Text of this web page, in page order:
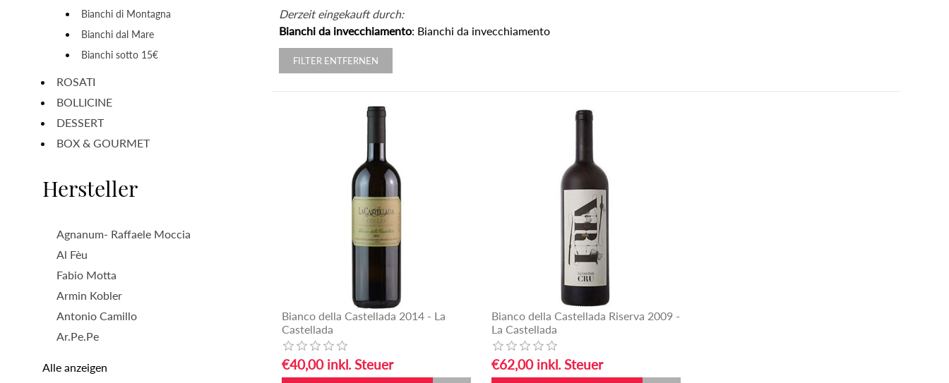
Bianchi di Montagna
Bianchi dal Mare
Bianchi sotto 15€
ROSATI
BOLLICINE
DESSERT
BOX & GOURMET
Hersteller
Agnanum- Raffaele Moccia
Al Fèu
Fabio Motta
Armin Kobler
Antonio Camillo
Ar.Pe.Pe
Alle anzeigen
Derzeit eingekauft durch:
Bianchi da invecchiamento: Bianchi da invecchiamento
FILTER ENTFERNEN
Bianco della Castellada 2014 - La
Castellada
€40,00 inkl. Steuer
Bianco della Castellada Riserva 2009 -
La Castellada
€62,00 inkl. Steuer